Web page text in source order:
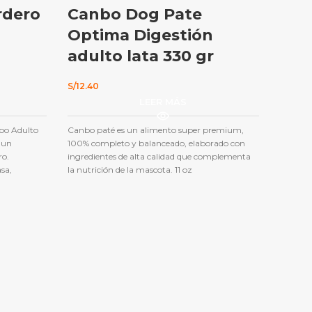
Adulto
Canbo Dog Pate
Optima Digestión
adulto lata 330 gr
S/12.40
Canbo paté es un alimento super premium,
100% completo y balanceado, elaborado con
ingredientes de alta calidad que complementa
la nutrición de la mascota. 11 oz